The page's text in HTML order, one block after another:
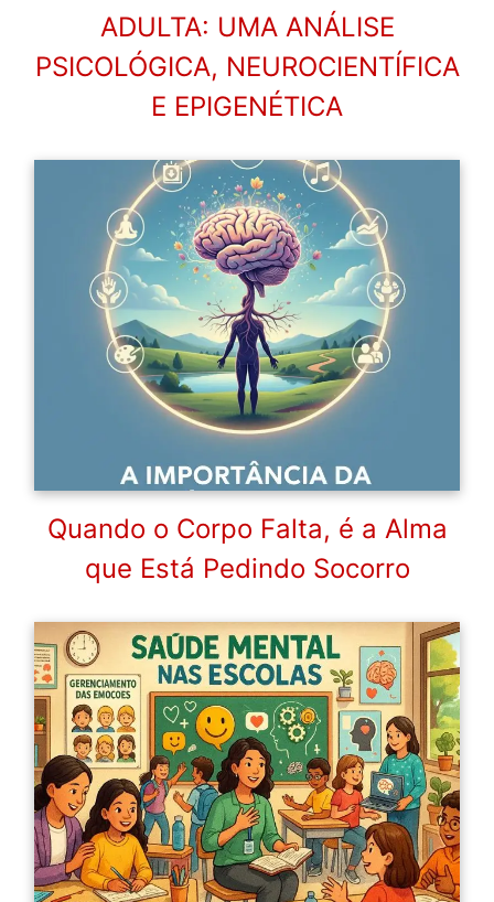
ADULTA: UMA ANÁLISE
PSICOLÓGICA, NEUROCIENTÍFICA
E EPIGENÉTICA
Quando o Corpo Falta, é a Alma
que Está Pedindo Socorro